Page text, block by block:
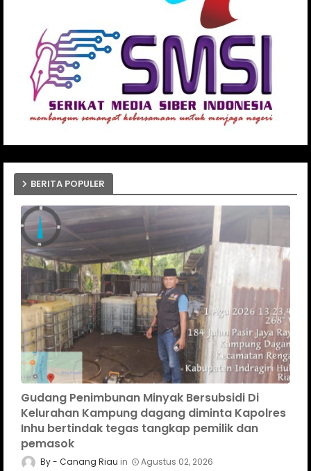
BERITA POPULER
Gudang Penimbunan Minyak Bersubsidi Di
Kelurahan Kampung dagang diminta Kapolres
Inhu bertindak tegas tangkap pemilik dan
pemasok
Canang Riau Agustus 02, 2026